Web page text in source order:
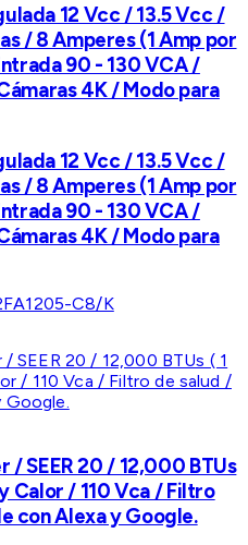
12 Vcc / 13.5 Vcc /
/ 8 Amperes (1 Amp por
90 - 130 VCA /
4K / Modo para
12 Vcc / 13.5 Vcc /
/ 8 Amperes (1 Amp por
90 - 130 VCA /
4K / Modo para
C8/K
/ SEER 20 / 12,000 BTUs
Calor / 110 Vca / Filtro
con Alexa y Google.